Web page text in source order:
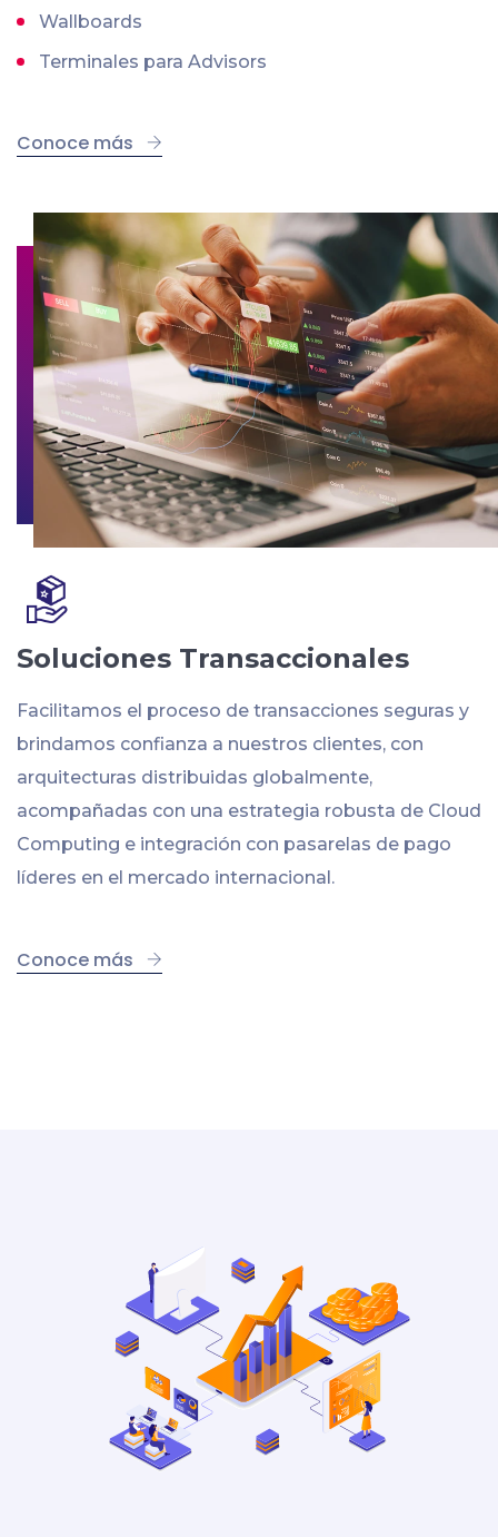
Wallboards
Terminales para Advisors
Conoce más
Soluciones Transaccionales
Facilitamos el proceso de transacciones seguras y
brindamos confianza a nuestros clientes, con
arquitecturas distribuidas globalmente,
acompañadas con una estrategia robusta de Cloud
Computing e integración con pasarelas de pago
líderes en el mercado internacional.
Conoce más